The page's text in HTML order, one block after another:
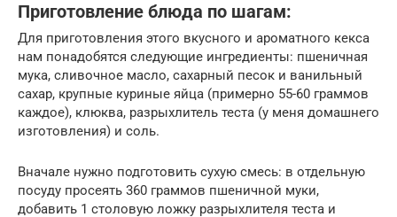
Приготовление блюда по шагам:
Для приготовления этого вкусного и ароматного кекса
нам понадобятся следующие ингредиенты: пшеничная
мука, сливочное масло, сахарный песок и ванильный
сахар, крупные куриные яйца (примерно 55-60 граммов
каждое), клюква, разрыхлитель теста (у меня домашнего
изготовления) и соль.
Вначале нужно подготовить сухую смесь: в отдельную
посуду просеять 360 граммов пшеничной муки,
добавить 1 столовую ложку разрыхлителя теста и